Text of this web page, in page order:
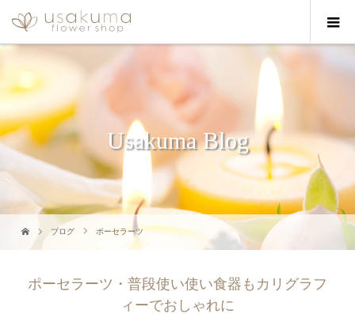
Usakuma Blog
ブログ ポーセラーツ
ポーセラーツ・普段使い使い食器もカリグラフ
ィーでおしゃれに